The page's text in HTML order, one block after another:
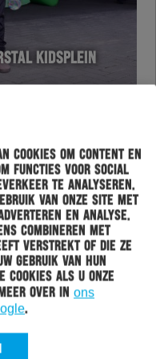
cookies om content en
functies voor social
te analyseren.
van onze site met
en analyse.
combineren met
verstrekt of die ze
gebruik van hun
cookies als u onze
over in ons
.
KIDSPLEIN
IN